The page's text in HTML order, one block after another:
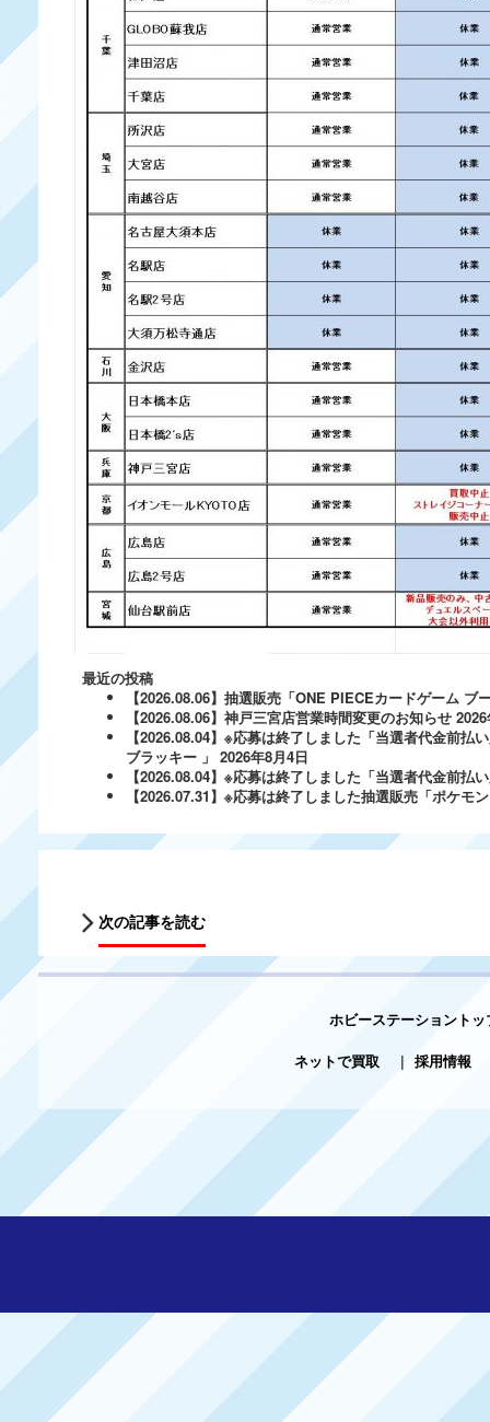
最近の投稿
【2026.08.06】抽選販売「ONE PIECEカードゲーム ブ
【2026.08.06】神戸三宮店営業時間変更のお知らせ
【2026.08.04】※応募は終了しました「当選者代金前
ブラッキー 」 2026年8月4日
【2026.08.04】※応募は終了しました「当選者代金前
【2026.07.31】※応募は終了しました抽選販売「ポケ
次の記事を読む
ホビーステーショントッ
ネットで買取
| 採用情報